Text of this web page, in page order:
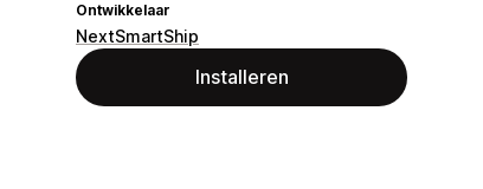
Ontwikkelaar
NextSmartShip
Installeren